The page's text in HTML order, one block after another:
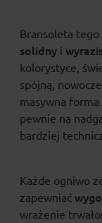
Bransoleta
solidny i
kolorystyce,
spójną,
masywna
pewnie na
bardziej
Każde ogniwo
zapewniać
wrażenie